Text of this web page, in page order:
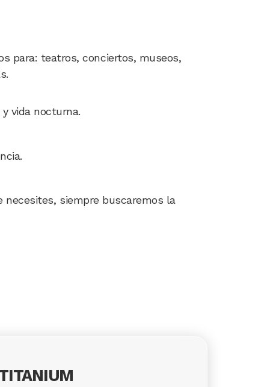
para: teatros, conciertos, museos,
vida nocturna.
siempre buscaremos la